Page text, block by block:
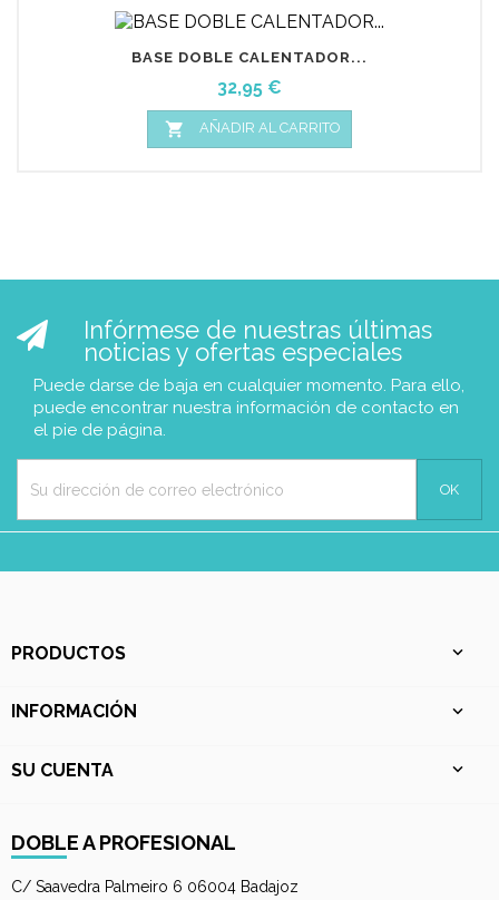
BASE DOBLE CALENTADOR...
Precio
32,95 €
 AÑADIR AL CARRITO
Infórmese de nuestras últimas
noticias y ofertas especiales
Puede darse de baja en cualquier momento. Para ello,
puede encontrar nuestra información de contacto en
el pie de página.
PRODUCTOS 
INFORMACIÓN 
SU CUENTA 
DOBLE A PROFESIONAL
C/ Saavedra Palmeiro 6 06004 Badajoz